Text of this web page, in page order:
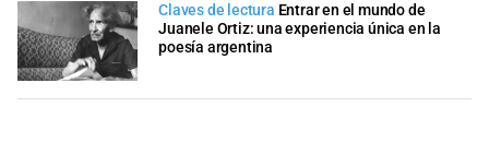
Claves de lectura Entrar en el mundo de
Juanele Ortiz: una experiencia única en la
poesía argentina